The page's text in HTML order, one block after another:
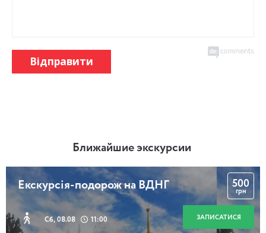
Відправити
Ближайшие экскурсии
Екскурсія-подорож на ВДНГ
Сб, 08.08 11:00
500
грн
ЗАПИСАТИСЯ